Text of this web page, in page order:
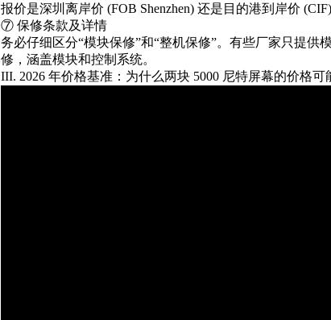
报价是深圳离岸价 (FOB Shenzhen) 还是目的港到岸价
⑦ 保修条款及详情
务必仔细区分“模块保修”和“整机保修”。有些厂家只提
修，涵盖模块和控制系统。
III. 2026 年价格基准：为什么两块 5000 尼特屏幕的价格可